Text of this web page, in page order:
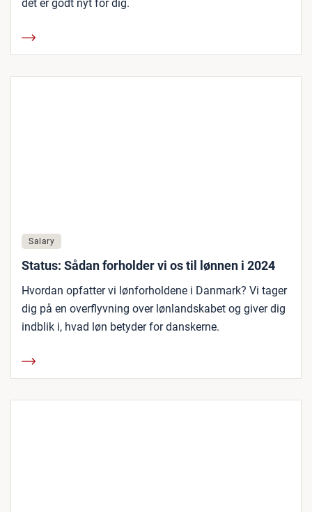
det er godt nyt for dig.
Salary
Status: Sådan forholder vi os til lønnen i 2024
Hvordan opfatter vi lønforholdene i Danmark? Vi tager
dig på en overflyvning over lønlandskabet og giver dig
indblik i, hvad løn betyder for danskerne.